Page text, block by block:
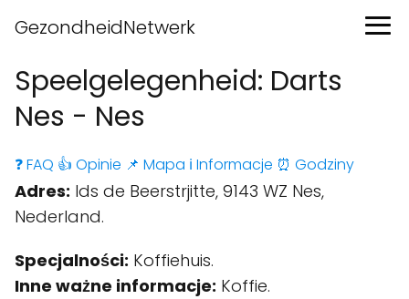
GezondheidNetwerk
Speelgelegenheid: Darts
Nes - Nes
❓ FAQ 👍 Opinie 📌 Mapa ℹ️ Informacje ⏰ Godziny
Adres: Ids de Beerstrjitte, 9143 WZ Nes,
Nederland.
Specjalności: Koffiehuis.
Inne ważne informacje: Koffie.